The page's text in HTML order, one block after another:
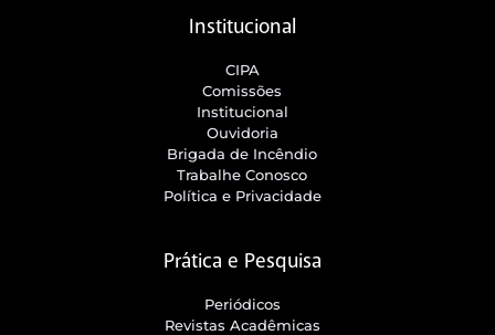
Institucional
CIPA
Comissões
Institucional
Ouvidoria
Brigada de Incêndio
Trabalhe Conosco
Política e Privacidade
Prática e Pesquisa
Periódicos
Revistas Acadêmicas